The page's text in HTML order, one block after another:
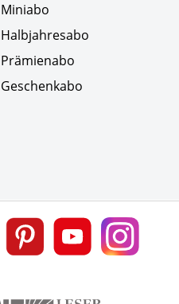
Miniabo
Halbjahresabo
Prämienabo
Geschenkabo
Lorenz
Leserservice
Lorenz
Leserservice
Lorenz